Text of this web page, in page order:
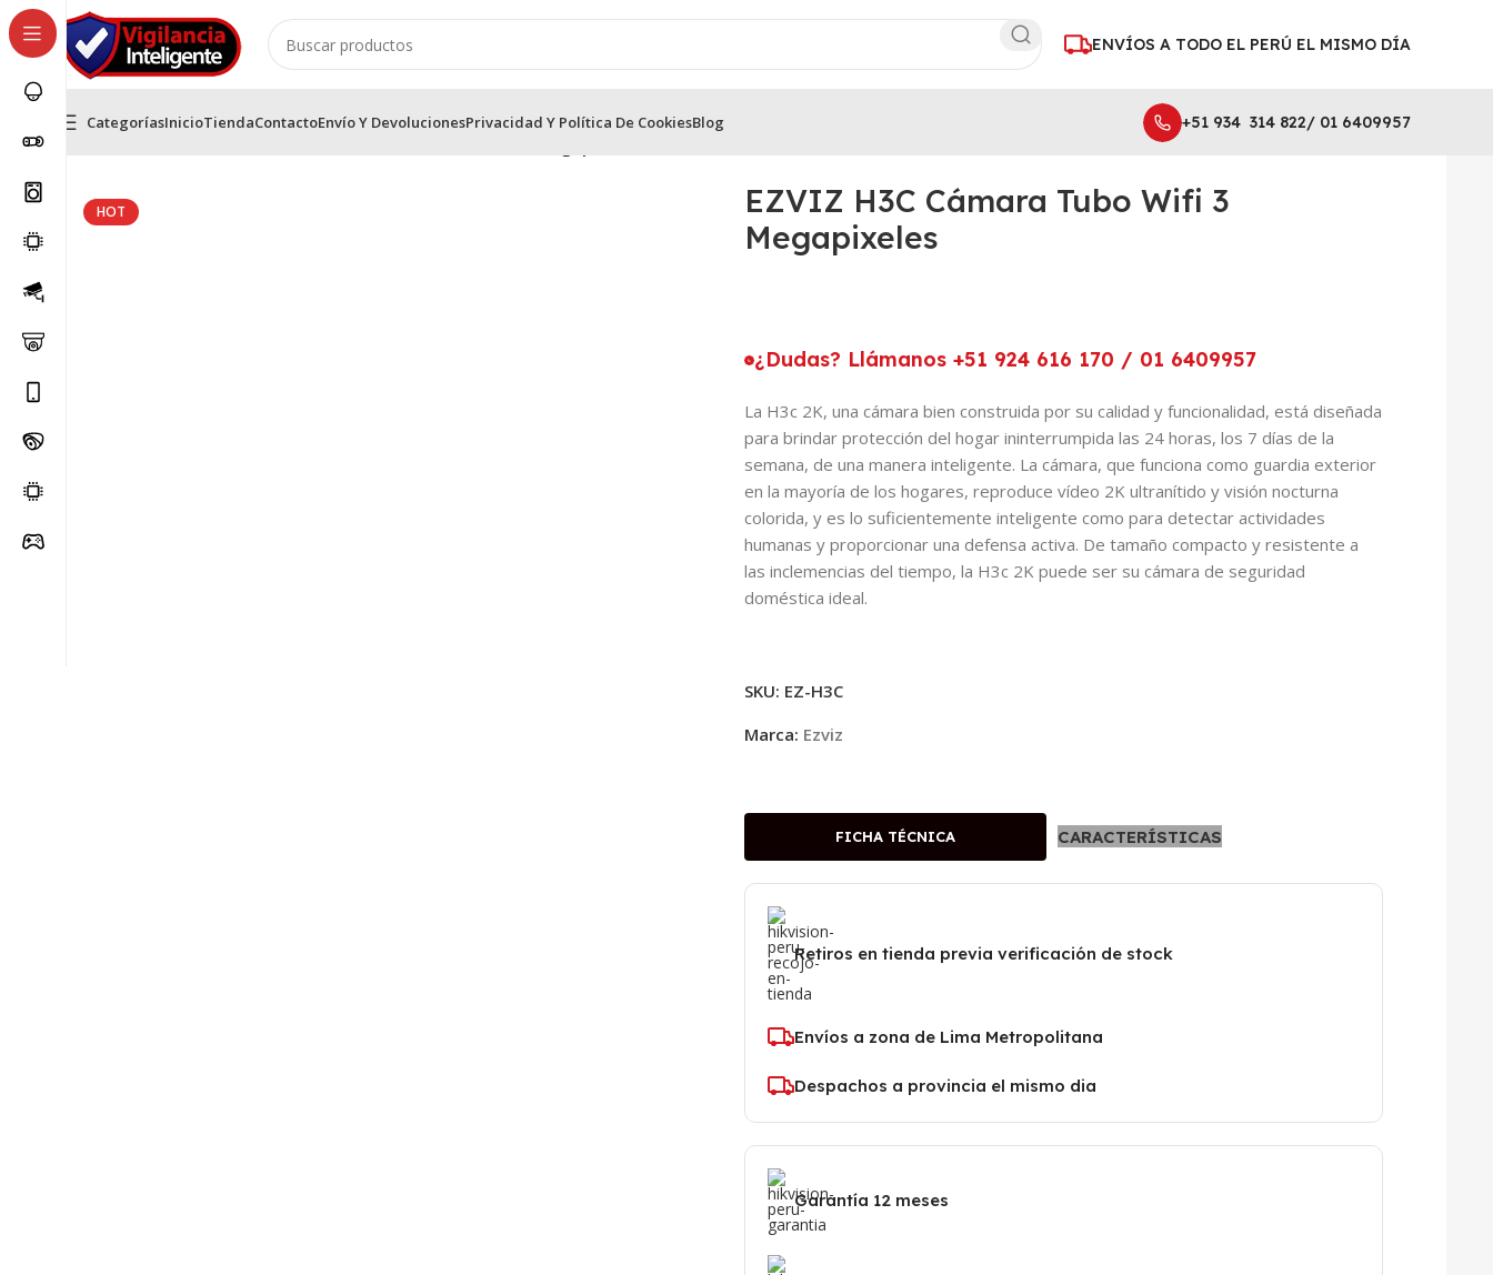
ENVÍOS A TODO EL PERÚ EL MISMO DÍA
CategoríasInicioTiendaContactoEnvío Y DevolucionesPrivacidad Y Política De CookiesBlog +51 934 314 822/ 01 6409957
HOT
EZVIZ H3C Cámara Tubo Wifi 3
Megapixeles
¿Dudas? Llámanos +51 924 616 170 / 01 6409957
La H3c 2K, una cámara bien construida por su calidad y funcionalidad, está diseñada
para brindar protección del hogar ininterrumpida las 24 horas, los 7 días de la
semana, de una manera inteligente. La cámara, que funciona como guardia exterior
en la mayoría de los hogares, reproduce vídeo 2K ultranítido y visión nocturna
colorida, y es lo suficientemente inteligente como para detectar actividades
humanas y proporcionar una defensa activa. De tamaño compacto y resistente a
las inclemencias del tiempo, la H3c 2K puede ser su cámara de seguridad
doméstica ideal.
SKU: EZ-H3C
Marca: Ezviz
FICHA TÉCNICA CARACTERÍSTICAS
Retiros en tienda previa verificación de stock
Envíos a zona de Lima Metropolitana
Despachos a provincia el mismo dia
Garantía 12 meses